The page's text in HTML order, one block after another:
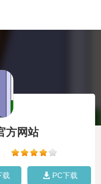
方网站
载 PC下载